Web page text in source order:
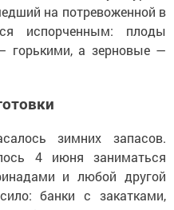
на потревоженной в
испорченным: плоды
горькими, а зерновые —
зимних запасов.
4 июня заниматься
и любой другой
банки с закатками,